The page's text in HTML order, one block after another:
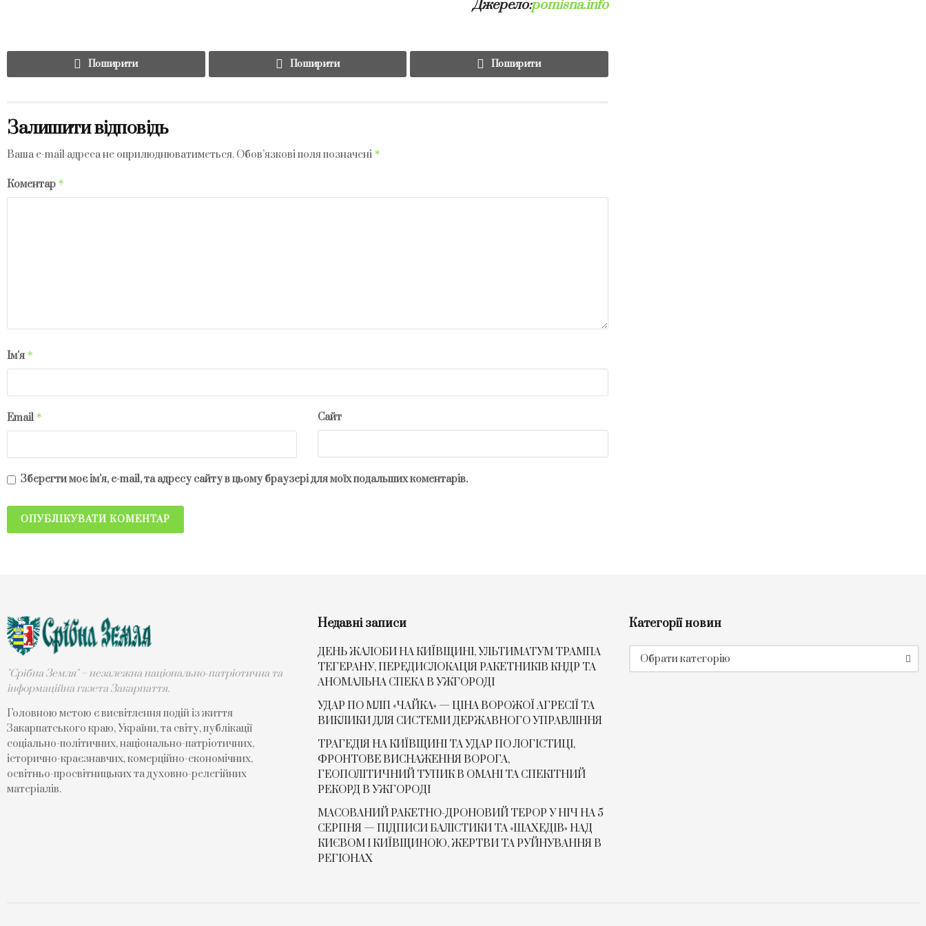
Джерело:pomisna.info
Поширити Поширити Поширити
Залишити відповідь
Ваша e-mail адреса не оприлюднюватиметься. Обов’язкові поля позначені *
Коментар *
Ім'я *
Email * Сайт
Зберегти моє ім'я, e-mail, та адресу сайту в цьому браузері для моїх подальших коментарів.
"Срібна Земля" – незалежна національно-патріотична та
інформаційна газета Закарпаття.
Головною метою є висвітлення подій із життя
Закарпатського краю, України, та світу, публікації
соціально-політичних, національно-патріотичних,
історично-краєзнавчих, комерційно-економічних,
освітньо-просвітницьких та духовно-релегійних
матеріалів.
Недавні записи
ДЕНЬ ЖАЛОБИ НА КИЇВЩИНІ, УЛЬТИМАТУМ ТРАМПА
ТЕГЕРАНУ, ПЕРЕДИСЛОКАЦІЯ РАКЕТНИКІВ КНДР ТА
АНОМАЛЬНА СПЕКА В УЖГОРОДІ
УДАР ПО МЛП «ЧАЙКА» — ЦІНА ВОРОЖОЇ АГРЕСІЇ ТА
ВИКЛИКИ ДЛЯ СИСТЕМИ ДЕРЖАВНОГО УПРАВЛІННЯ
ТРАГЕДІЯ НА КИЇВЩИНІ ТА УДАР ПО ЛОГІСТИЦІ,
ФРОНТОВЕ ВИСНАЖЕННЯ ВОРОГА,
ГЕОПОЛІТИЧНИЙ ТУПИК В ОМАНІ ТА СПЕКІТНИЙ
РЕКОРД В УЖГОРОДІ
МАСОВАНИЙ РАКЕТНО-ДРОНОВИЙ ТЕРОР У НІЧ НА 5
СЕРПНЯ — ПІДПИСИ БАЛІСТИКИ ТА «ШАХЕДІВ» НАД
КИЄВОМ І КИЇВЩИНОЮ, ЖЕРТВИ ТА РУЙНУВАННЯ В
РЕГІОНАХ
Категорії новин
Категорії
новин
Обрати категорію